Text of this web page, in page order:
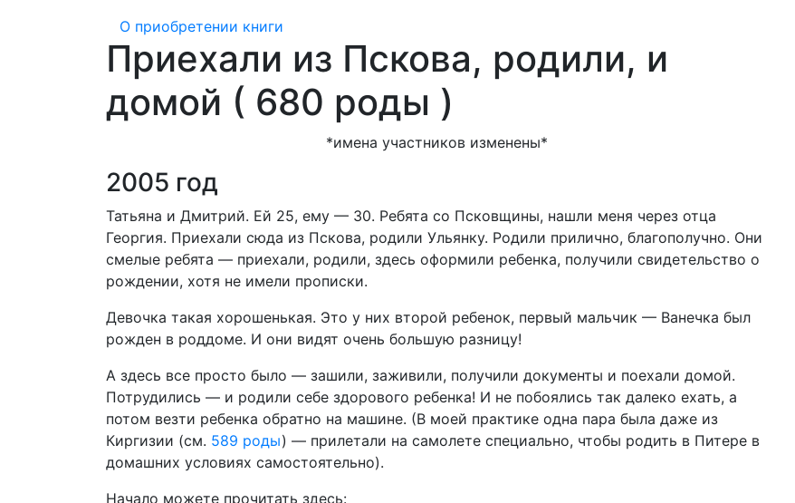
О приобретении книги
Приехали из Пскова, родили, и
домой ( 680 роды )
*имена участников изменены*
2005 год
Татьяна и Дмитрий. Ей 25, ему — 30. Ребята со Псковщины, нашли меня через отца
Георгия. Приехали сюда из Пскова, родили Ульянку. Родили прилично, благополучно. Они
смелые ребята — приехали, родили, здесь оформили ребенка, получили свидетельство о
рождении, хотя не имели прописки.
Девочка такая хорошенькая. Это у них второй ребенок, первый мальчик — Ванечка был
рожден в роддоме. И они видят очень большую разницу!
А здесь все просто было — зашили, заживили, получили документы и поехали домой.
Потрудились — и родили себе здорового ребенка! И не побоялись так далеко ехать, а
потом везти ребенка обратно на машине. (В моей практике одна пара была даже из
Киргизии (см. 589 роды) — прилетали на самолете специально, чтобы родить в Питере в
домашних условиях самостоятельно).
Начало можете прочитать здесь: